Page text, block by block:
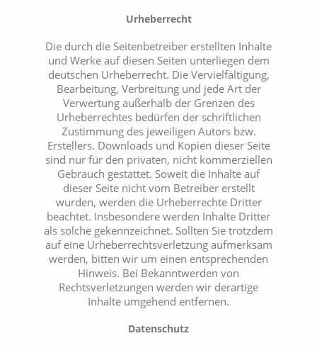
Urheberrecht
Die durch die Seitenbetreiber erstellten Inhalte
und Werke auf diesen Seiten unterliegen dem
deutschen Urheberrecht. Die Vervielfältigung,
Bearbeitung, Verbreitung und jede Art der
Verwertung außerhalb der Grenzen des
Urheberrechtes bedürfen der schriftlichen
Zustimmung des jeweiligen Autors bzw.
Erstellers. Downloads und Kopien dieser Seite
sind nur für den privaten, nicht kommerziellen
Gebrauch gestattet. Soweit die Inhalte auf
dieser Seite nicht vom Betreiber erstellt
wurden, werden die Urheberrechte Dritter
beachtet. Insbesondere werden Inhalte Dritter
als solche gekennzeichnet. Sollten Sie trotzdem
auf eine Urheberrechtsverletzung aufmerksam
werden, bitten wir um einen entsprechenden
Hinweis. Bei Bekanntwerden von
Rechtsverletzungen werden wir derartige
Inhalte umgehend entfernen.
Datenschutz